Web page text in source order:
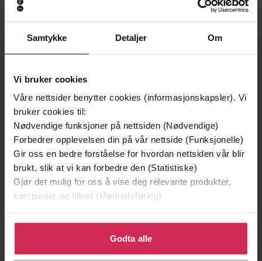
Samtykke Detaljer Om
Vi bruker cookies
Våre nettsider benytter cookies (informasjonskapsler). Vi
bruker cookies til:
Nødvendige funksjoner på nettsiden (Nødvendige)
Forbedrer opplevelsen din på vår nettside (Funksjonelle)
Gir oss en bedre forståelse for hvordan nettsiden vår blir
brukt, slik at vi kan forbedre den (Statistiske)
Gjør det mulig for oss å vise deg relevante produkter,
kampanjer og tilbud (Markedsføring)
Klikk på «Godta alle» for å gi oss ditt samtykke til å
bruke cookies for alle disse formålene. Du kan også
tilpasse ditt samtykke til spesifikke formål ved å klikke
Godta alle
199,-
Jo Nesbø
EBOK
Jørn Lier Horst
Forfattere Dinah Bradley(forfatter)
Sjanger Religion og livssyn,Helse og livsstil,